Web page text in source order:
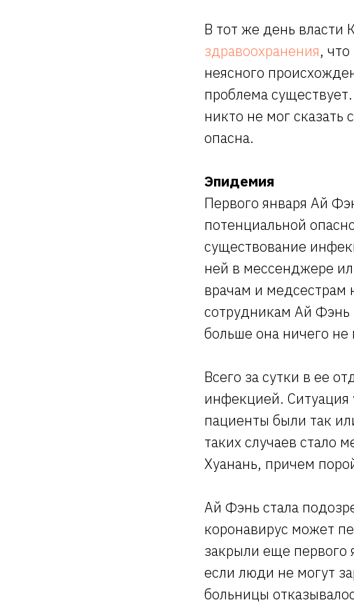
В тот же день власти
здравоохранения,
неясного
проблема
никто не мог сказать
опасна.
Эпидемия
Первого января Ай
потенциальной
существование
ней в мессенджере
врачам и медсестрам
сотрудникам Ай
больше она ничего не
Всего за сутки в ее
инфекцией.
пациенты были так
таких случаев стало
Хуанань, причем
Ай Фэнь стала
коронавирус может
закрыли еще первого
если люди не могут
больницы